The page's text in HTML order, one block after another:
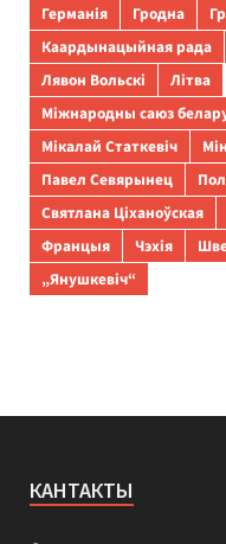
Германія
Гродна
Каардынацыйная рада
Лявон Вольскі
Літва
Міжнародны саюз
Мікалай Статкевіч
Павел Севярынец
Святлана Ціханоўская
Францыя
Чэхія
„Янушкевіч“
КАНТАКТЫ